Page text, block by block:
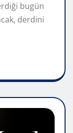
bugün
derdini